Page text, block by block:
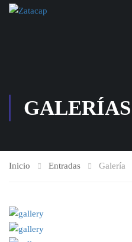
GALERÍAS
Inicio Entradas Galería